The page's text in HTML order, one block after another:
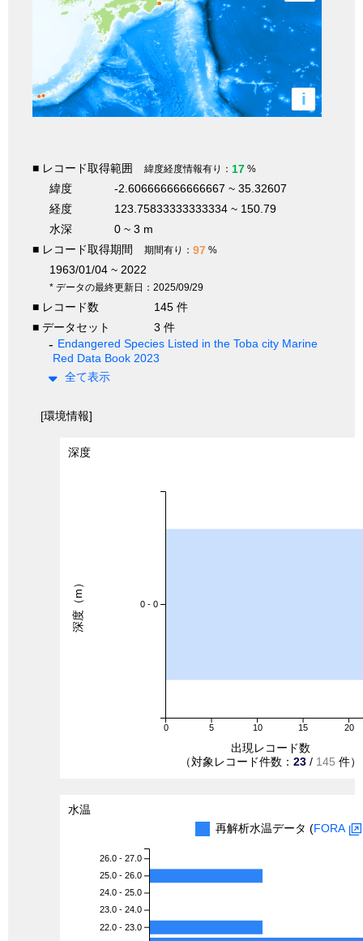
i
■ レコード取得範囲 緯度経度情報有り： 17 %
緯度
-2.606666666666667 ~ 35.32607
経度
123.75833333333334 ~ 150.79
水深
0 ~ 3 m
■ レコード取得期間
期間有り： 97 %
1963/01/04 ~ 2022
* データの最終更新日：2025/09/29
■ レコード数
145 件
■ データセット
3 件
Endangered Species Listed in the Toba city Marine
Red Data Book 2023
全て表示
[環境情報]
深度
0 5 10 15 20
0 - 0
出現レコード数
（対象レコード件数： 23 / 145 件）
深度（m）
水温
再解析水温データ (FORA
26.0 - 27.0
25.0 - 26.0
24.0 - 25.0
23.0 - 24.0
22.0 - 23.0